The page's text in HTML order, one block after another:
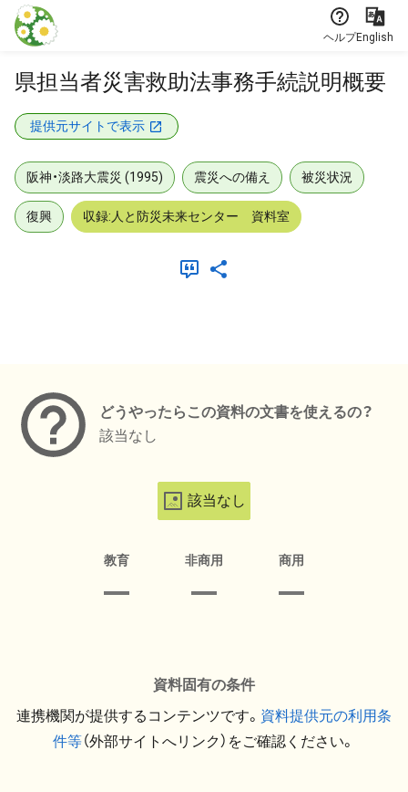
本文に飛ぶ
ヘルプEnglish
県担当者災害救助法事務手続説明概要
提供元サイトで表示
阪神・淡路大震災 (1995) 震災への備え 被災状況
復興 収録:人と防災未来センター 資料室
どうやったらこの資料の文書を使えるの？
該当なし
該当なし
教育 非商用 商用
資料固有の条件
連携機関が提供するコンテンツです。 資料提供元の利用条
件等（外部サイトへリンク）をご確認ください。